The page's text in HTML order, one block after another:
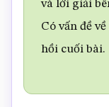
và lời giải
Có vấn đề
hồi cuối bài.